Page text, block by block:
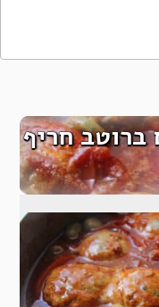
ברוטב חריף